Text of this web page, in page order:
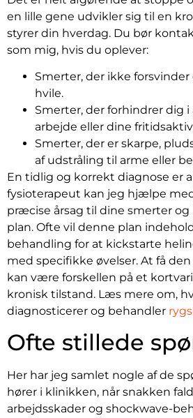
en lille gene udvikler sig til en
styrer din hverdag. Du bør
som mig, hvis du oplever:
Smerter, der ikke
hvile.
Smerter, der forhindrer dig
arbejde eller dine
Smerter, der er skarpe,
af udstråling til arme eller
En tidlig og korrekt diagnose er
fysioterapeut kan jeg hjælpe
præcise årsag til dine smerter
plan. Ofte vil denne plan
behandling for at kickstarte
med specifikke øvelser. At få
kan være forskellen på et
kronisk tilstand. Læs mere om,
diagnosticerer og behandler
Ofte stillede
Her har jeg samlet nogle af de
hører i klinikken, når snakken
arbejdsskader og shockwave-